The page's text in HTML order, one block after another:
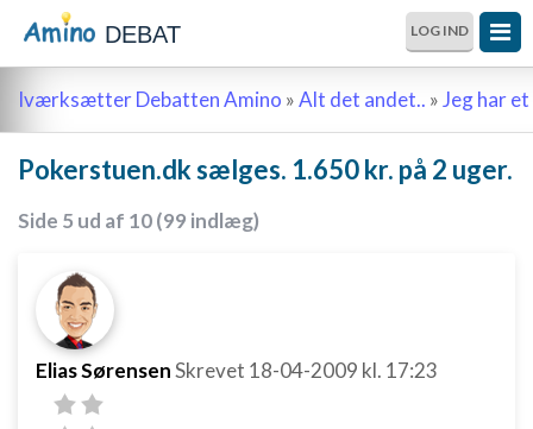
DEBAT LOG IND
Iværksætter Debatten Amino »Alt det andet.. »Jeg har
Pokerstuen.dk sælges. 1.650 kr. på 2 uger.
Side 5 ud af 10 (99 indlæg)
Elias SørensenSkrevet 18-04-2009 kl. 17:23